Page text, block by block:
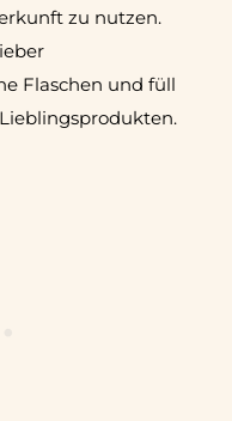
zu nutzen.
Flaschen und füll